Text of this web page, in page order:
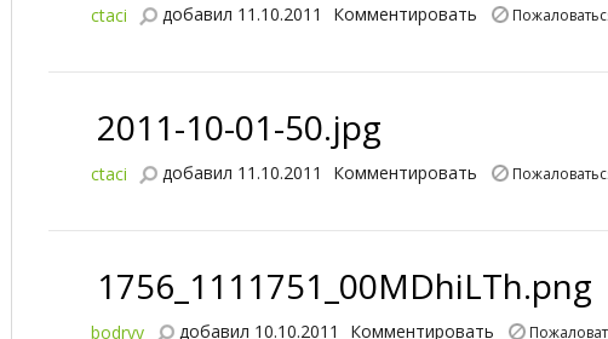
ctaci добавил 11.10.2011 Комментировать
2011-10-01-50.jpg
ctaci добавил 11.10.2011 Комментировать
1756_1111751_00MDhiLTh.png
bodryy добавил 10.10.2011 Комментировать